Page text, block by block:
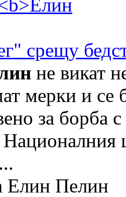
срещу
не викат
мерки и се
за борба
Елин Пелин